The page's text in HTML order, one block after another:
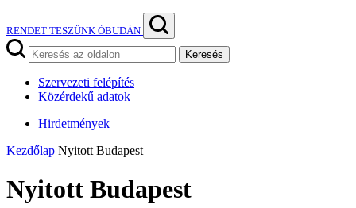
RENDET TESZÜNK ÓBUDÁN
Keresés
Szervezeti felépítés
Közérdekű adatok
Hirdetmények
Kezdőlap Nyitott Budapest
Nyitott Budapest